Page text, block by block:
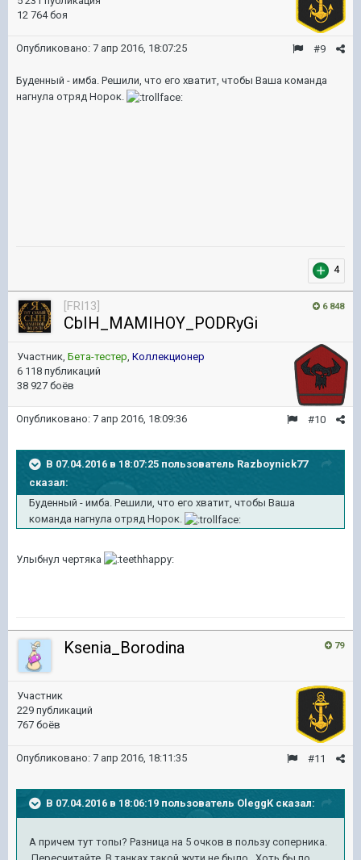
12 764 боя
#9
Опубликовано: 7 апр 2016, 18:07:25
Буденный - имба. Решили, что его хватит, чтобы Ваша команда
нагнула отряд Норок.
4
6 848
[FRI13]
CbIH_MAMIHOY_PODRyGi
Участник, Бета-тестер, Коллекционер
6 118 публикаций
38 927 боёв
#10
Опубликовано: 7 апр 2016, 18:09:36
В 07.04.2016 в 18:07:25 пользователь Razboynick77
сказал:
Буденный - имба. Решили, что его хватит, чтобы Ваша
команда нагнула отряд Норок.
Улыбнул чертяка
79
Ksenia_Borodina
Участник
229 публикаций
767 боёв
#11
Опубликовано: 7 апр 2016, 18:11:35
В 07.04.2016 в 18:06:19 пользователь OleggK сказал:
А причем тут топы? Разница на 5 очков в пользу соперника.